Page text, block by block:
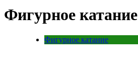
Фигурное катание
Фигурное катание